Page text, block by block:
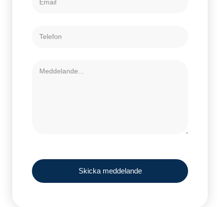
Skicka meddelande